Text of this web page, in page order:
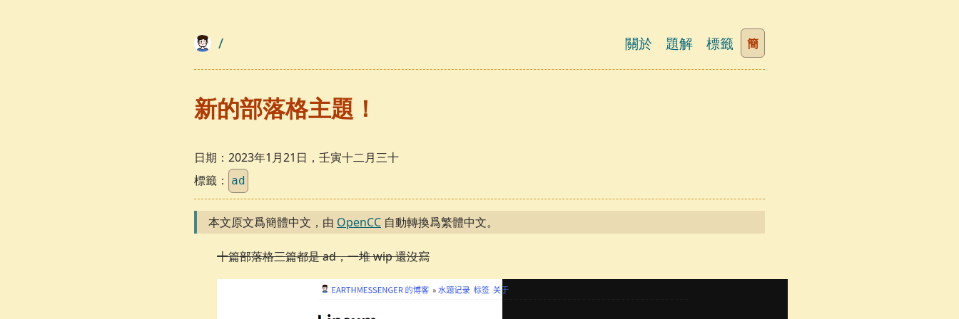
/ 關於 題解 標籤 簡
新的部落格主題！
日期： 2023年1月21日，壬寅十二月三十
標籤：
ad
本文原文爲簡體中文，由 OpenCC 自動轉換爲繁體中文。
十篇部落格三篇都是 ad，一堆 wip 還沒寫